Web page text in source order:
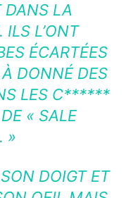
DANS LA
ILS L’ONT
ÉCARTÉES
DONNÉ DES
LES C******
« SALE
»
DOIGT ET